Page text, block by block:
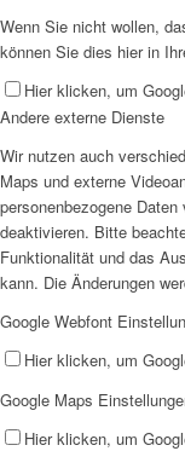
Wenn Sie nicht wollen,
können Sie dies hier in
Hier klicken, um
Andere externe Dienste
Wir nutzen auch
Maps und externe
personenbezogene
deaktivieren. Bitte
Funktionalität und das
kann. Die Änderungen
Google Webfont
Hier klicken, um
Google Maps
Hier klicken, um